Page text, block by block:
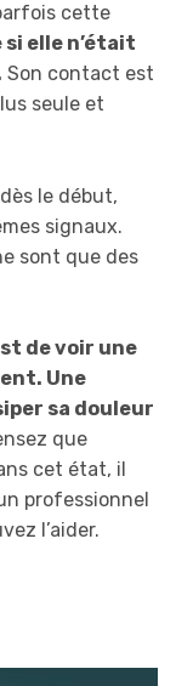
cette
si elle n’était
Son contact est
seule et
le début,
signaux.
sont que des
de voir une
Une
sa douleur
que
cet état, il
professionnel
l’aider.